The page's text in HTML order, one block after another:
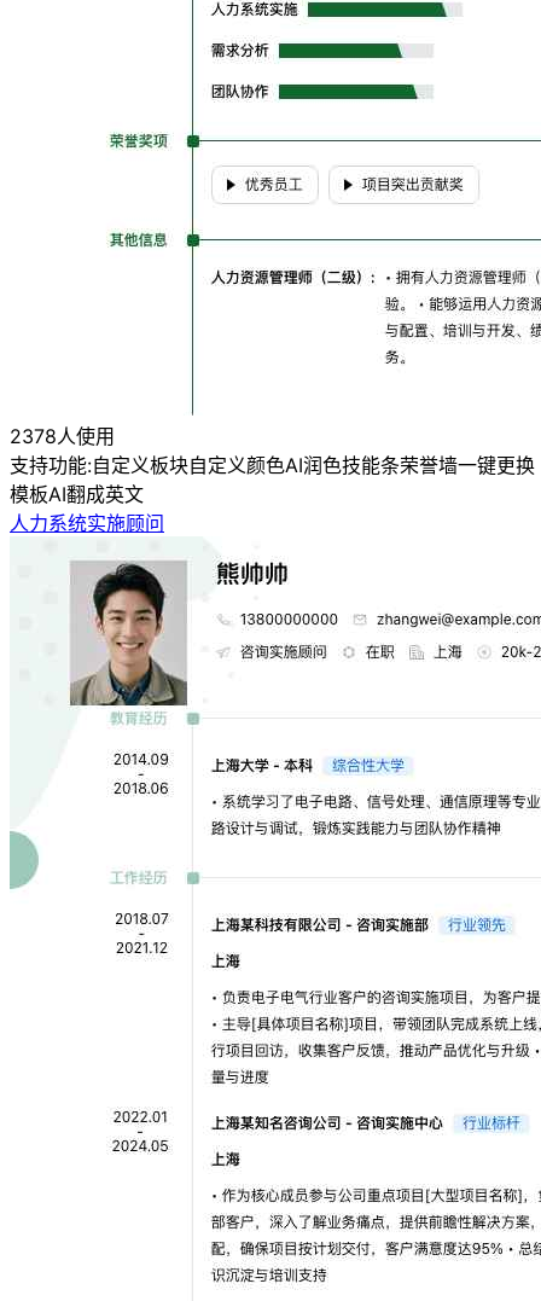
2378人使用
支持功能:自定义板块自定义颜色AI润色技能条荣誉墙一键更换
模板AI翻成英文
人力系统实施顾问